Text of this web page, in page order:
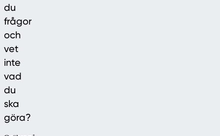
du
frågor
och
vet
inte
vad
du
ska
göra?